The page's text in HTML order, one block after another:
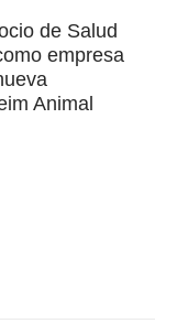
de Salud
empresa
Animal